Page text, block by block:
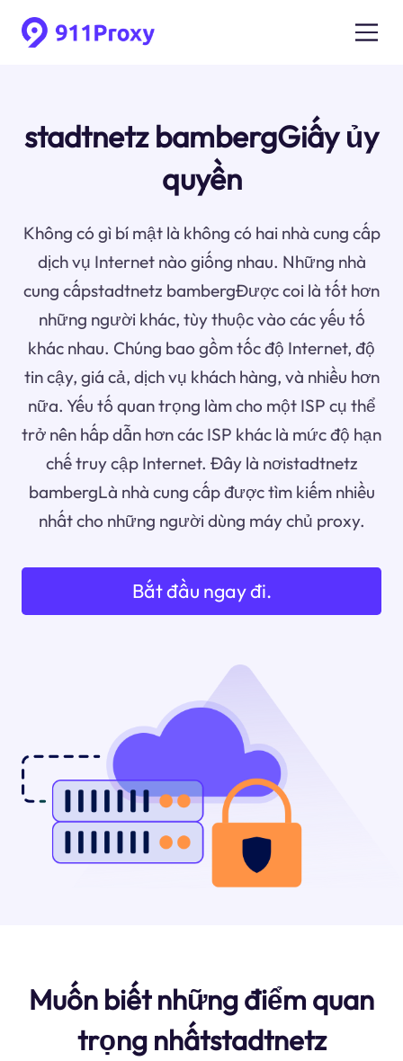
stadtnetz bambergGiấy ủy
quyền
Không có gì bí mật là không có hai nhà cung cấp
dịch vụ Internet nào giống nhau. Những nhà
cung cấpstadtnetz bambergĐược coi là tốt hơn
những người khác, tùy thuộc vào các yếu tố
khác nhau. Chúng bao gồm tốc độ Internet, độ
tin cậy, giá cả, dịch vụ khách hàng, và nhiều hơn
nữa. Yếu tố quan trọng làm cho một ISP cụ thể
trở nên hấp dẫn hơn các ISP khác là mức độ hạn
chế truy cập Internet. Đây là nơistadtnetz
bambergLà nhà cung cấp được tìm kiếm nhiều
nhất cho những người dùng máy chủ proxy.
Bắt đầu ngay đi.
Muốn biết những điểm quan
trọng nhấtstadtnetz